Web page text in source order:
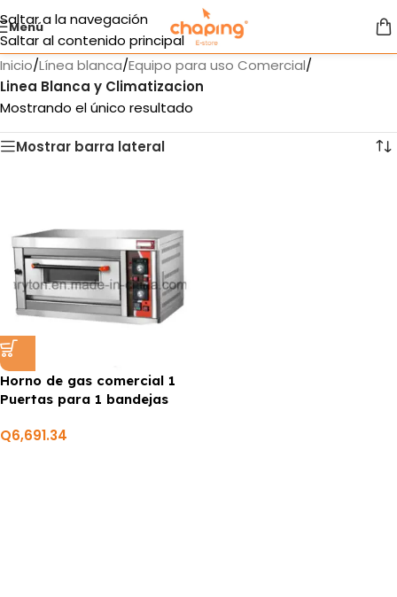
Saltar a la navegación
Saltar al contenido principal
Menú
Inicio/Línea blanca/Equipo para uso Comercial/
Linea Blanca y Climatizacion
Mostrando el único resultado
Mostrar barra lateral
Horno de gas comercial 1
Puertas para 1 bandejas
Q6,691.34